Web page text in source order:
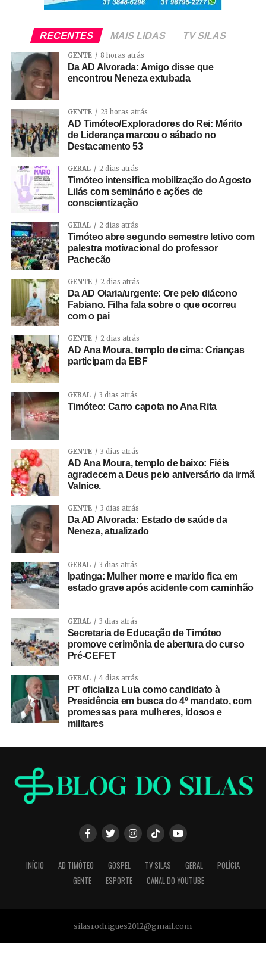
RECENTES MAIS LIDAS TV SILAS
GENTE 8 horas atrás
Da AD Alvorada: Amigo disse que
encontrou Neneza extubada
GENTE 23 horas atrás
AD Timóteo/Exploradores do Rei: Mérito
de Liderança marcou o sábado no
Destacamento 53
GERAL 2 dias atrás
Timóteo intensifica mobilização do Agosto
Lilás com seminário e ações de
conscientização
GERAL 2 dias atrás
Timóteo abre segundo semestre letivo com
palestra motivacional do professor
Pachecão
GENTE 2 dias atrás
Da AD Olaria/urgente: Ore pelo diácono
Fabiano. Filha fala sobre o que ocorreu
com o pai
GENTE 2 dias atrás
AD Ana Moura, templo de cima: Crianças
participam da EBF
GERAL 3 dias atrás
Timóteo: Carro capota no Ana Rita
GENTE 3 dias atrás
AD Ana Moura, templo de baixo: Fiéis
agradecem a Deus pelo aniversário da irmã
Valnice.
GENTE 3 dias atrás
Da AD Alvorada: Estado de saúde da
Neneza, atualizado
GERAL 3 dias atrás
Ipatinga: Mulher morre e marido fica em
estado grave após acidente com caminhão
GERAL 3 dias atrás
Secretaria de Educação de Timóteo
promove cerimônia de abertura do curso
Pré-CEFET
GERAL 4 dias atrás
PT oficializa Lula como candidato à
Presidência em busca do 4º mandato, com
promessas para mulheres, idosos e
militares
INÍCIO AD TIMÓTEO GOSPEL TV SILAS GERAL
POLÍCIA
GENTE
ESPORTE CANAL DO YOUTUBE
silasrodrigues2012@gmail.com